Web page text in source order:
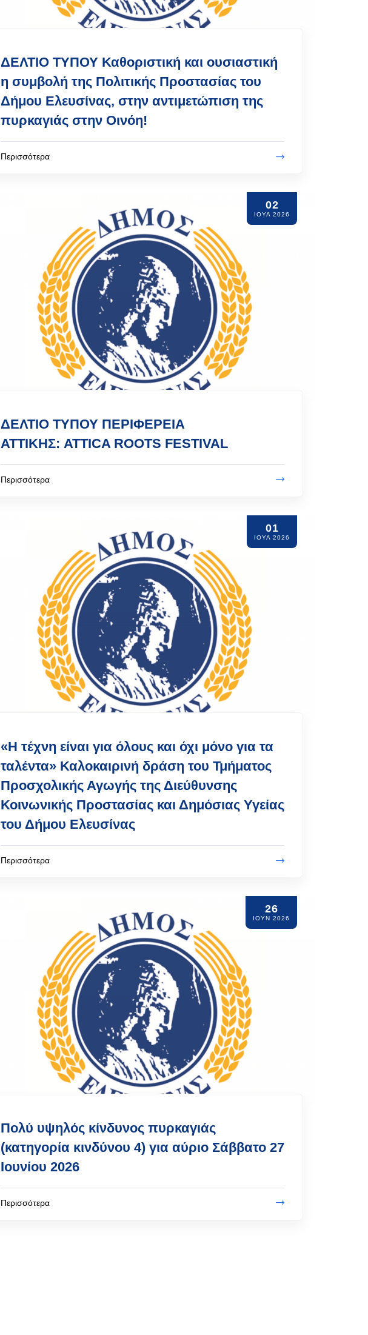
ΔΕΛΤΙΟ ΤΥΠΟΥ Καθοριστική και ουσιαστική
η συμβολή της Πολιτικής Προστασίας του
Δήμου Ελευσίνας, στην αντιμετώπιση της
πυρκαγιάς στην Οινόη!
Περισσότερα
02
ΙΟΥΛ 2026
ΔΕΛΤΙΟ ΤΥΠΟΥ ΠΕΡΙΦΕΡΕΙΑ
ΑΤΤΙΚΗΣ: ATTICA ROOTS FESTIVAL
Περισσότερα
01
ΙΟΥΛ 2026
«Η τέχνη είναι για όλους και όχι μόνο για τα
ταλέντα» Καλοκαιρινή δράση του Τμήματος
Προσχολικής Αγωγής της Διεύθυνσης
Κοινωνικής Προστασίας και Δημόσιας Υγείας
του Δήμου Ελευσίνας
Περισσότερα
26
ΙΟΥΝ 2026
Πολύ υψηλός κίνδυνος πυρκαγιάς
(κατηγορία κινδύνου 4) για αύριο Σάββατο 27
Ιουνίου 2026
Περισσότερα